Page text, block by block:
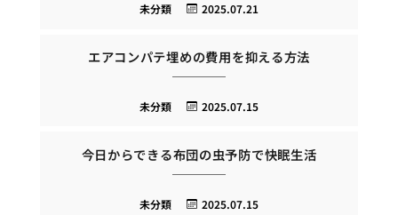
2025.07.21
未分類
エアコンパテ埋めの費用を抑える方法
2025.07.15
未分類
今日からできる布団の虫予防で快眠生活
2025.07.15
未分類